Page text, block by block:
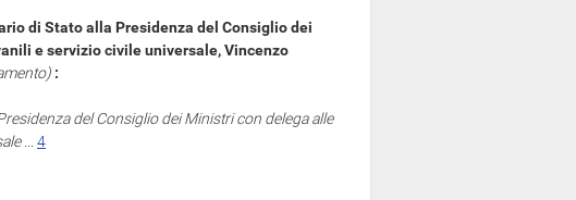
di Stato alla Presidenza del Consiglio dei
e servizio civile universale, Vincenzo
:
del Consiglio dei Ministri con delega alle
... 4